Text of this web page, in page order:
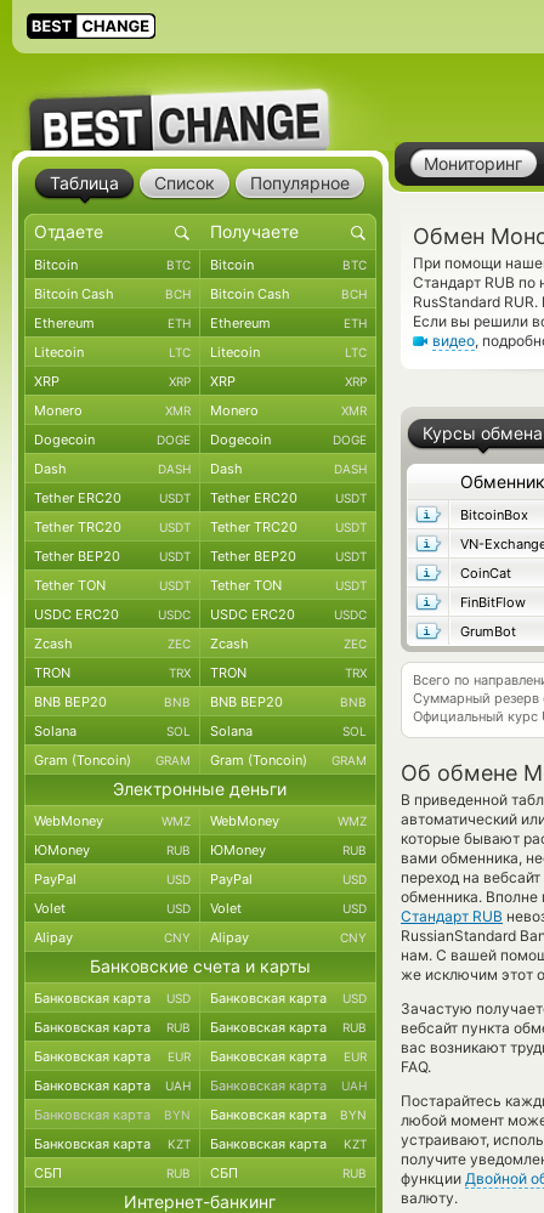
Мониторинг
Обмен
При помощи
Стандарт RUB
RusStandard
Если вы решили
видео,
Курсы обмена
Обменник
BitcoinBox
VN-
CoinCat
FinBitFlow
GrumBot
Всего по
Суммарный резерв
Официальный курс
Об обмене
В приведенной
автоматический
которые бывают
вами обменника,
переход на
обменника.
Стандарт RUB
RussianStandard
нам. С вашей
же исключим этот
Зачастую
вебсайт пункта
вас возникают
FAQ.
Постарайтесь
любой момент
устраивают,
получите
функции Двойной
валюту.
Таблица Список Популярное
Bitcoin BTC Bitcoin BTC
Bitcoin Cash BCH Bitcoin Cash BCH
Ethereum ETH Ethereum ETH
Litecoin LTC Litecoin LTC
XRP XRP XRP XRP
Monero XMR Monero XMR
Dogecoin DOGE Dogecoin DOGE
Dash DASH Dash DASH
Tether ERC20 USDT Tether ERC20 USDT
Tether TRC20 USDT Tether TRC20 USDT
Tether BEP20 USDT Tether BEP20 USDT
Tether TON USDT Tether TON USDT
USDC ERC20 USDC USDC ERC20 USDC
Zcash ZEC Zcash ZEC
TRON TRX TRON TRX
BNB BEP20 BNB BNB BEP20 BNB
Solana SOL Solana SOL
Gram (Toncoin) GRAM Gram (Toncoin) GRAM
Электронные деньги
WebMoney WMZ WebMoney WMZ
ЮMoney RUB ЮMoney RUB
PayPal USD PayPal USD
Volet USD Volet USD
Alipay CNY Alipay CNY
Банковские счета и карты
Банковская карта USD Банковская карта USD
Банковская карта RUB Банковская карта RUB
Банковская карта EUR Банковская карта EUR
Банковская карта UAH Банковская карта UAH
Банковская карта BYN Банковская карта BYN
Банковская карта KZT Банковская карта KZT
СБП RUB СБП RUB
Интернет-банкинг